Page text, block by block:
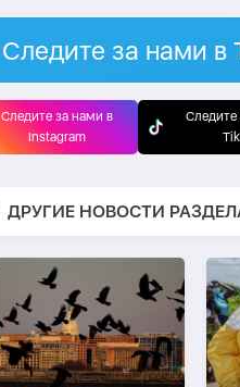
Следите за нами в
Следите за нами в
Instagram
Следите
ДРУГИЕ НОВОСТИ